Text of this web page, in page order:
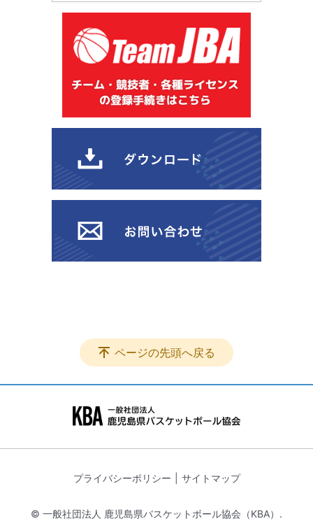
ページの先頭へ戻る
プライバシーポリシー サイトマップ
© 一般社団法人 鹿児島県バスケットボール協会（KBA）.